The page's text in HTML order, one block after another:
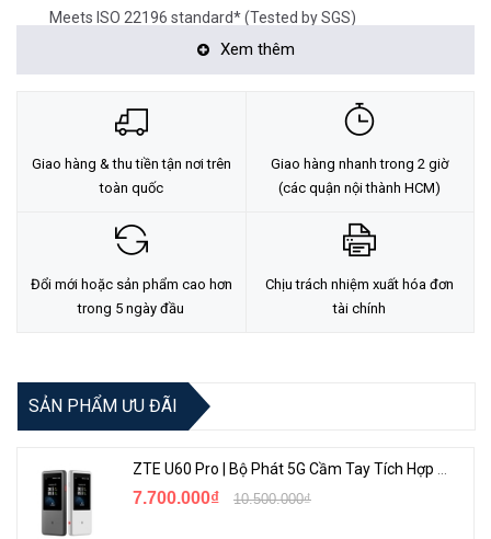
Meets ISO 22196 standard*​ (Tested by SGS)
Hỗ trợ tương thích Magsafe với vòng sạc nhanh tích hợp
trên thân sản phẩm
Sử dụng nhựa tái chế và bao bì hoàn toàn thân thiện với môi
Màu sắc: Black, Blue, Green, White
52% tài nguyên có thể tái tạo, cung cấp các đặc tính kỹ thuật và
khả năng bảo vệ giống như vật liệu truyền thống D3O. D3O ® Bio là
Xem thêm
Giao hàng & thu tiền tận nơi trên
toàn quốc
Giao hàng nhanh trong 2 giờ
(các quận nội thành HCM)
Đổi mới hoặc sản phẩm cao hơn
trong 5 ngày đầu
Chịu trách nhiệm xuất hóa đơn
tài chính
SẢN PHẨM ƯU ĐÃI
ZTE U60 Pro | Bộ Phát 5G Cầm Tay Tích Hợp Công Nghệ WiFi 7, Pin 10000mAh
7.700.000₫ 10.500.000₫